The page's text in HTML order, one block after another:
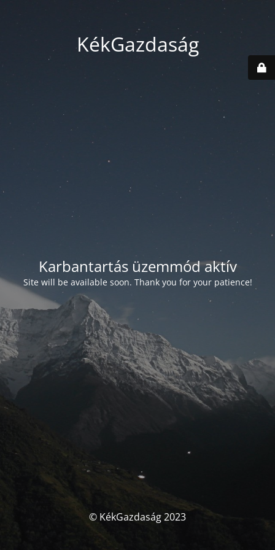
KékGazdaság
Karbantartás üzemmód aktív
Site will be available soon. Thank you for your patience!
© KékGazdaság 2023